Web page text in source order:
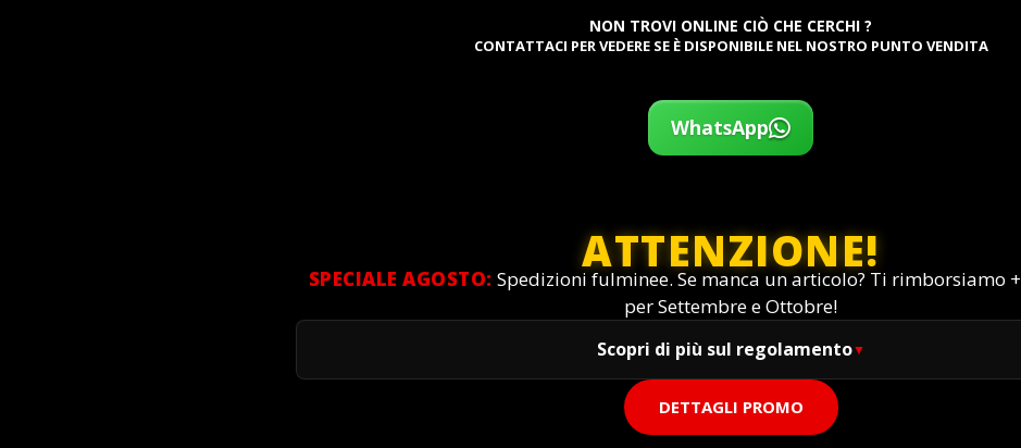
NON TROVI ONLINE CIÒ CHE CERCHI ?
CONTATTACI PER VEDERE SE È DISPONIBILE NEL NOSTRO PUNTO VENDITA
WhatsApp
ATTENZIONE!
SPECIALE AGOSTO: Spedizioni fulminee. Se manca un articolo? Ti rimborsiamo +
per Settembre e Ottobre!
Scopri di più sul regolamento
DETTAGLI PROMO